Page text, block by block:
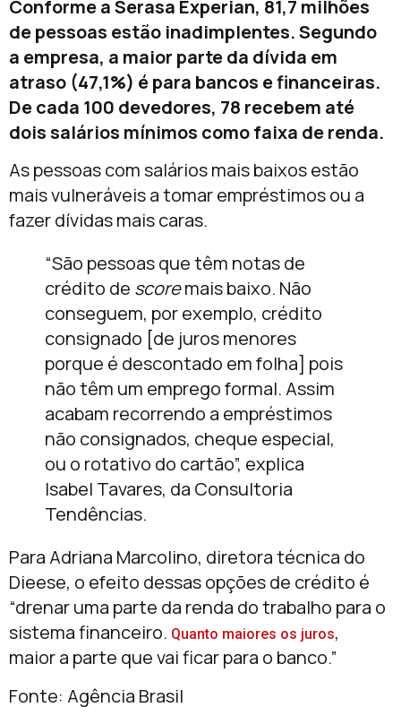
Conforme a Serasa Experian, 81,7 milhões
de pessoas estão inadimplentes. Segundo
a empresa, a maior parte da dívida em
atraso (47,1%) é para bancos e financeiras.
De cada 100 devedores, 78 recebem até
dois salários mínimos como faixa de renda.
As pessoas com salários mais baixos estão
mais vulneráveis a tomar empréstimos ou a
fazer dívidas mais caras.
“São pessoas que têm notas de
crédito de scoremais baixo. Não
conseguem, por exemplo, crédito
consignado [de juros menores
porque é descontado em folha] pois
não têm um emprego formal. Assim
acabam recorrendo a empréstimos
não consignados, cheque especial,
ou o rotativo do cartão”, explica
Isabel Tavares, da Consultoria
Tendências.
Para Adriana Marcolino, diretora técnica do
Dieese, o efeito dessas opções de crédito é
“drenar uma parte da renda do trabalho para o
sistema financeiro. Quanto maiores os juros,
maior a parte que vai ficar para o banco.”
Fonte: Agência Brasil